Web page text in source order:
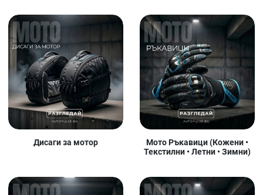
Дисаги за мотор
Мото Ръкавици (Кожени •
Текстилни • Летни • Зимни)